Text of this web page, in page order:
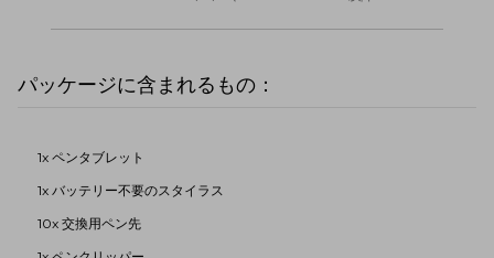
パッケージに含まれるもの：
1x ペンタブレット
1x バッテリー不要のスタイラス
10x 交換用ペン先